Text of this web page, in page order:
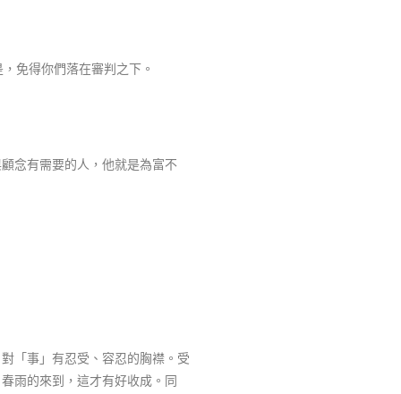
免得你們落在審判之下。
念有需要的人，他就是為富不
「事」有忍受、容忍的胸襟。受
雨的來到，這才有好收成。同